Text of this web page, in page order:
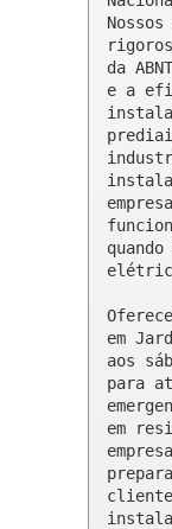
da
e a
em
aos
para
em